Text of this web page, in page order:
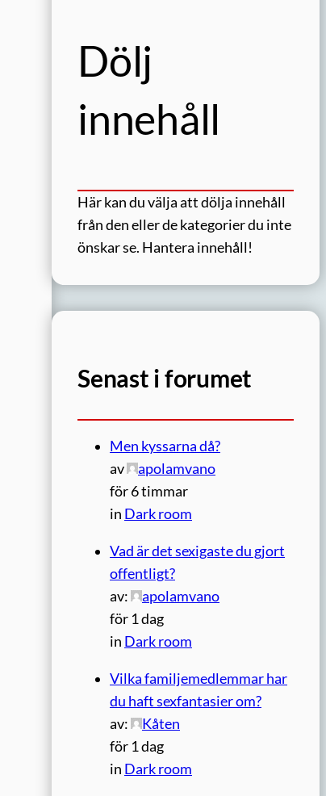
Dölj
innehåll
Här kan du välja att dölja innehåll
från den eller de kategorier du inte
önskar se. Hantera innehåll!
Senast i forumet
Men kyssarna då?
av
apolamvano
för 6 timmar
in Dark room
Vad är det sexigaste du gjort
offentligt?
av:
apolamvano
för 1 dag
in Dark room
Vilka familjemedlemmar har
du haft sexfantasier om?
av:
Kåten
för 1 dag
in Dark room